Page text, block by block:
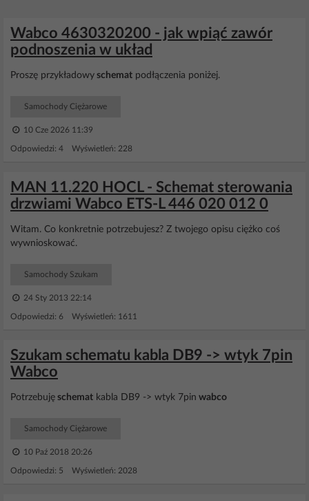
Wabco 4630320200 - jak wpiąć zawór
podnoszenia w układ
Proszę przykładowy schemat podłączenia poniżej.
Samochody Ciężarowe
10 Cze 2026 11:39
Odpowiedzi: 4 Wyświetleń: 228
MAN 11.220 HOCL - Schemat sterowania
drzwiami Wabco ETS-L 446 020 012 0
Witam. Co konkretnie potrzebujesz? Z twojego opisu ciężko coś
wywnioskować.
Samochody Szukam
24 Sty 2013 22:14
Odpowiedzi: 6 Wyświetleń: 1611
Szukam schematu kabla DB9 -> wtyk 7pin
Wabco
Potrzebuję schemat kabla DB9 -> wtyk 7pin wabco
Samochody Ciężarowe
10 Paź 2018 20:26
Odpowiedzi: 5 Wyświetleń: 2028